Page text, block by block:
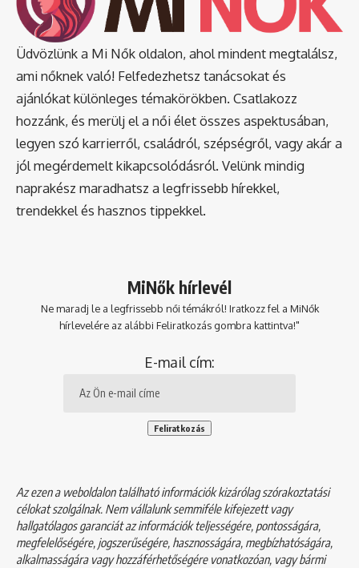
Üdvözlünk a Mi Nők oldalon, ahol mindent megtalálsz,
ami nőknek való! Felfedezhetsz tanácsokat és
ajánlókat különleges témakörökben. Csatlakozz
hozzánk, és merülj el a női élet összes aspektusában,
legyen szó karrierről, családról, szépségről, vagy akár a
jól megérdemelt kikapcsolódásról. Velünk mindig
naprakész maradhatsz a legfrissebb hírekkel,
trendekkel és hasznos tippekkel.
MiNők hírlevél
Ne maradj le a legfrissebb női témákról! Iratkozz fel a MiNők
hírlevelére az alábbi Feliratkozás gombra kattintva!"
E-mail cím:
Az ezen a weboldalon található információk kizárólag szórakoztatási
célokat szolgálnak. Nem vállalunk semmiféle kifejezett vagy
hallgatólagos garanciát az információk teljességére, pontosságára,
megfelelőségére, jogszerűségére, hasznosságára, megbízhatóságára,
alkalmasságára vagy hozzáférhetőségére vonatkozóan, vagy bármi